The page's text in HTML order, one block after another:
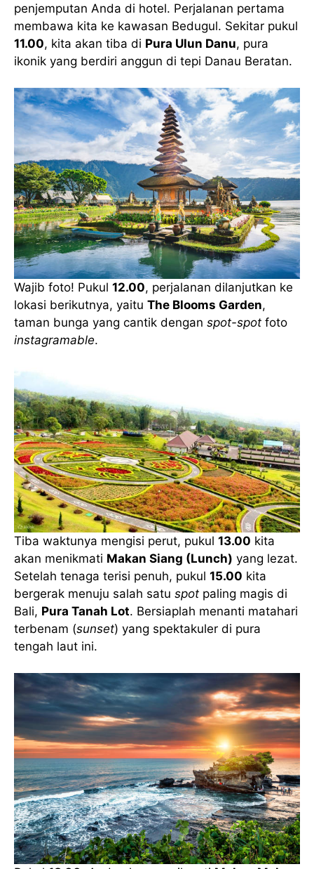
penjemputan Anda di hotel. Perjalanan pertama
membawa kita ke kawasan Bedugul. Sekitar pukul
11.00, kita akan tiba di Pura Ulun Danu, pura
ikonik yang berdiri anggun di tepi Danau Beratan.
Wajib foto! Pukul 12.00, perjalanan dilanjutkan ke
lokasi berikutnya, yaitu The Blooms Garden,
taman bunga yang cantik dengan spot-spot foto
instagramable.
Tiba waktunya mengisi perut, pukul 13.00 kita
akan menikmati Makan Siang (Lunch) yang lezat.
Setelah tenaga terisi penuh, pukul 15.00 kita
bergerak menuju salah satu spot paling magis di
Bali, Pura Tanah Lot. Bersiaplah menanti matahari
terbenam (sunset) yang spektakuler di pura
tengah laut ini.